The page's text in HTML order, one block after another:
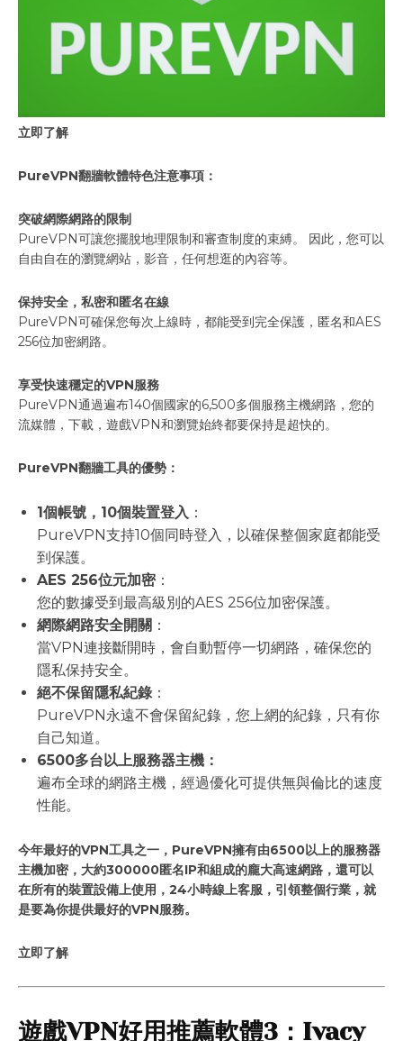
立即了解
PureVPN翻牆軟體特色注意事項：
突破網際網路的限制
PureVPN可讓您擺脫地理限制和審查制度的束縛。 因此，您可以
自由自在的瀏覽網站，影音，任何想逛的內容等。
保持安全，私密和匿名在線
PureVPN可確保您每次上線時，都能受到完全保護，匿名和AES
256位加密網路。
享受快速穩定的VPN服務
PureVPN通過遍布140個國家的6,500多個服務主機網路，您的
流媒體，下載，遊戲VPN和瀏覽始終都要保持是超快的。
PureVPN翻牆工具的優勢：
1個帳號，10個裝置登入 ：
PureVPN支持10個同時登入，以確保整個家庭都能受
到保護。
AES 256位元加密：
您的數據受到最高級別的AES 256位加密保護。
網際網路安全開關 ：
當VPN連接斷開時，會自動暫停一切網路，確保您的
隱私保持安全。
絕不保留隱私紀錄 ：
PureVPN永遠不會保留紀錄，您上網的紀錄，只有你
自己知道。
6500多台以上服務器主機：
遍布全球的網路主機，經過優化可提供無與倫比的速度
性能。
今年最好的VPN工具之一，PureVPN擁有由6500以上的服務器
主機加密，大約300000匿名IP和組成的龐大高速網路，還可以
在所有的裝置設備上使用，24小時線上客服，引領整個行業，就
是要為你提供最好的VPN服務。
立即了解
遊戲VPN好用推薦軟體3：Ivacy